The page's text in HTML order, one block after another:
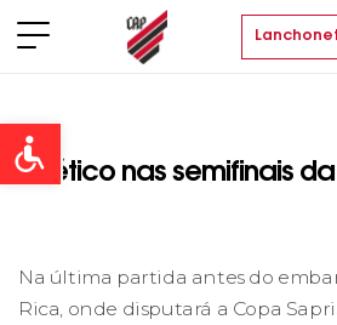
Open toolbar
Atlético nas semifinais
Na última partida antes do
Rica, onde disputará a Copa